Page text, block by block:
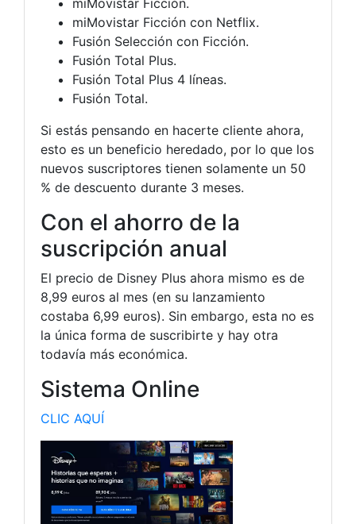
miMovistar Ficción.
miMovistar Ficción con Netflix.
Fusión Selección con Ficción.
Fusión Total Plus.
Fusión Total Plus 4 líneas.
Fusión Total.
Si estás pensando en hacerte cliente ahora,
esto es un beneficio heredado, por lo que los
nuevos suscriptores tienen solamente un 50
% de descuento durante 3 meses.
Con el ahorro de la
suscripción anual
El precio de Disney Plus ahora mismo es de
8,99 euros al mes (en su lanzamiento
costaba 6,99 euros). Sin embargo, esta no es
la única forma de suscribirte y hay otra
todavía más económica.
Sistema Online
CLIC AQUÍ